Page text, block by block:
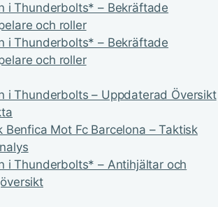
i Thunderbolts* – Bekräftade
och roller
i Thunderbolts* – Bekräftade
och roller
i Thunderbolts – Uppdaterad Översikt
Benfica Mot Fc Barcelona – Taktisk
i Thunderbolts* – Antihjältar och